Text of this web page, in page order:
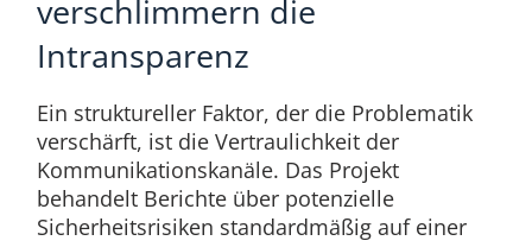
verschlimmern die
Intransparenz
Ein struktureller Faktor, der die Problematik
verschärft, ist die Vertraulichkeit der
Kommunikationskanäle. Das Projekt
behandelt Berichte über potenzielle
Sicherheitsrisiken standardmäßig auf einer